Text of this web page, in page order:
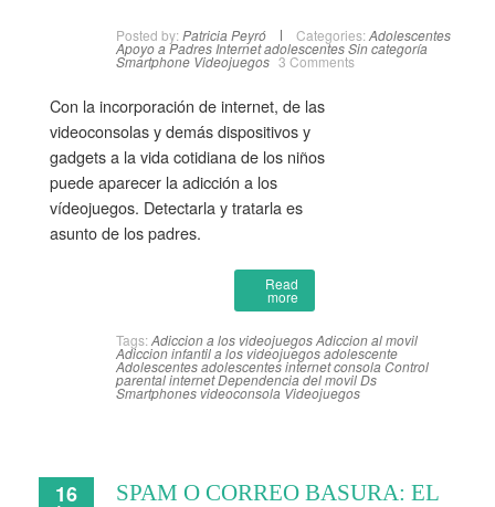
Posted by: Patricia Peyró Categories: Adolescentes
Apoyo a Padres Internet adolescentesSin categoría
Smartphone Videojuegos 3 Comments
Con la incorporación de internet, de las
videoconsolas y demás dispositivos y
gadgets a la vida cotidiana de los niños
puede aparecer la adicción a los
vídeojuegos. Detectarla y tratarla es
asunto de los padres.
Read
more
Tags: Adiccion a los videojuegosAdiccion al movil
Adiccion infantil a los videojuegosadolescente
Adolescentesadolescentes internetconsola Control
parental internetDependencia del movilDs
Smartphones videoconsola Videojuegos
16 SPAM O CORREO BASURA: EL